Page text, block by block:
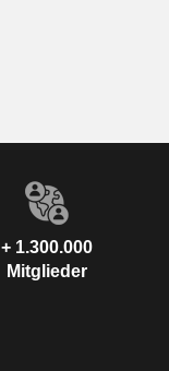
+ 1.300.000
Mitglieder